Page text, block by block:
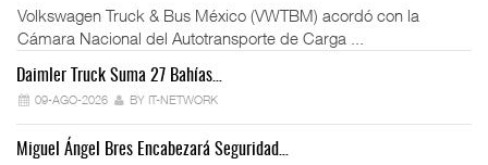
Volkswagen Truck & Bus México (VWTBM) acordó con la
Cámara Nacional del Autotransporte de Carga ...
Daimler Truck Suma 27 Bahías…
09-AGO-2026 BY IT-NETWORK
Miguel Ángel Bres Encabezará Seguridad…